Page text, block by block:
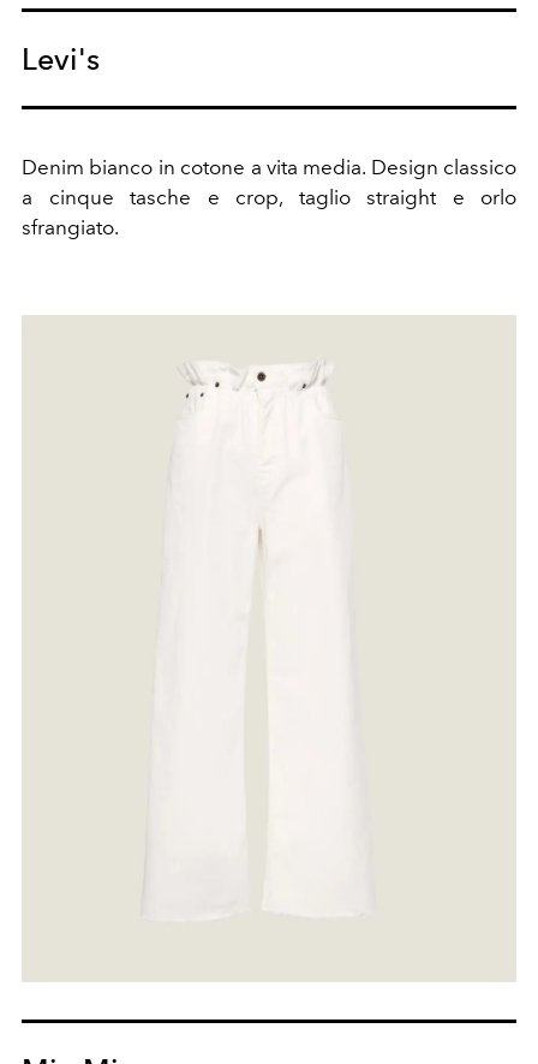
Levi's
Denim bianco in cotone a vita media. Design classico
a cinque tasche e crop, taglio straight e orlo
sfrangiato.